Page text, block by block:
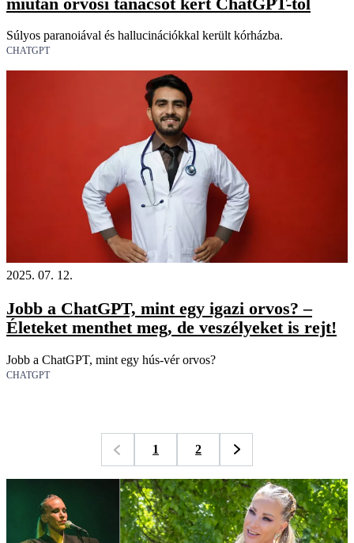
Súlyos paranoiával és hallucinációkkal került kórházba.
CHATGPT
2025. 07. 12.
Jobb a ChatGPT, mint egy igazi orvos? –
Életeket menthet meg, de veszélyeket is rejt!
Jobb a ChatGPT, mint egy hús-vér orvos?
CHATGPT
1 2